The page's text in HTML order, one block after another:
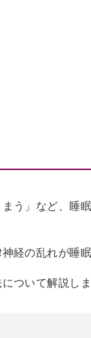
う」など、睡
経の乱れが睡
ついて解説しま